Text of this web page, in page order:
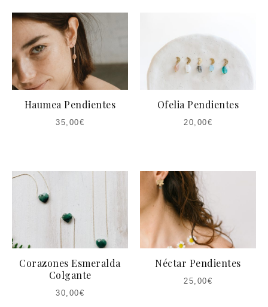
Haumea Pendientes
35,00€
Ofelia Pendientes
20,00€
Corazones Esmeralda
Colgante
30,00€
Néctar Pendientes
25,00€